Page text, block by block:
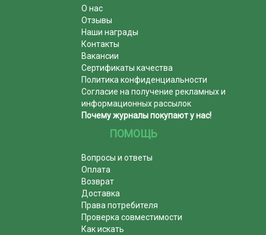
О нас
Отзывы
Наши награды
Контакты
Вакансии
Сертификаты качества
Политика конфиденциальности
Согласие на получение рекламных и
информационных рассылок
Почему журналы покупают у нас!
ПОМОЩЬ
Вопросы и ответы
Оплата
Возврат
Доставка
Права потребителя
Проверка совместимости
Как искать